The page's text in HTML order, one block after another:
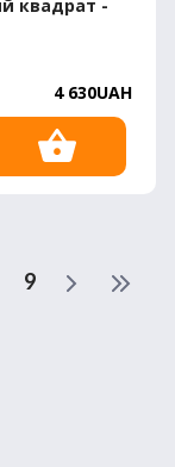
квадрат -
4 630UAH
9